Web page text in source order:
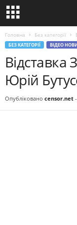
Головна Без категорії
БЕЗ КАТЕГОРІЇ ВІДЕО
Відставка
Юрій
Опубліковано censor.net -